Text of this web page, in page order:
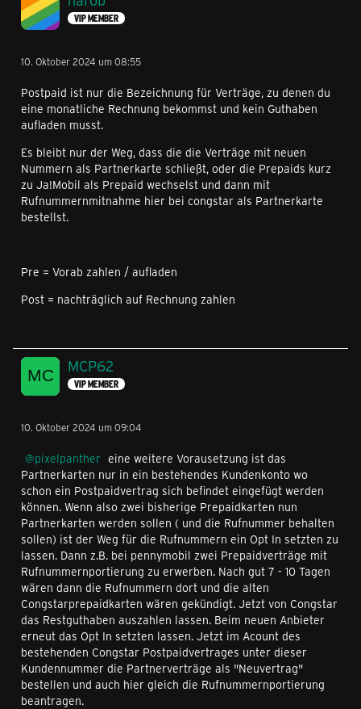
VIP MEMBER
10. Oktober 2024 um 08:55
Postpaid ist nur die Bezeichnung für Verträge, zu denen du
eine monatliche Rechnung bekommst und kein Guthaben
aufladen musst.
Es bleibt nur der Weg, dass die die Verträge mit neuen
Nummern als Partnerkarte schließt, oder die Prepaids kurz
zu Ja!Mobil als Prepaid wechselst und dann mit
Rufnummernmitnahme hier bei congstar als Partnerkarte
bestellst.
Pre = Vorab zahlen / aufladen
Post = nachträglich auf Rechnung zahlen
MCP62
VIP MEMBER
10. Oktober 2024 um 09:04
pixelpanther eine weitere Vorausetzung ist das
Partnerkarten nur in ein bestehendes Kundenkonto wo
schon ein Postpaidvertrag sich befindet eingefügt werden
können. Wenn also zwei bisherige Prepaidkarten nun
Partnerkarten werden sollen ( und die Rufnummer behalten
sollen) ist der Weg für die Rufnummern ein Opt In setzten zu
lassen. Dann z.B. bei pennymobil zwei Prepaidverträge mit
Rufnummernportierung zu erwerben. Nach gut 7 - 10 Tagen
wären dann die Rufnummern dort und die alten
Congstarprepaidkarten wären gekündigt. Jetzt von Congstar
das Restguthaben auszahlen lassen. Beim neuen Anbieter
erneut das Opt In setzten lassen. Jetzt im Acount des
bestehenden Congstar Postpaidvertrages unter dieser
Kundennummer die Partnerverträge als "Neuvertrag"
bestellen und auch hier gleich die Rufnummernportierung
beantragen.